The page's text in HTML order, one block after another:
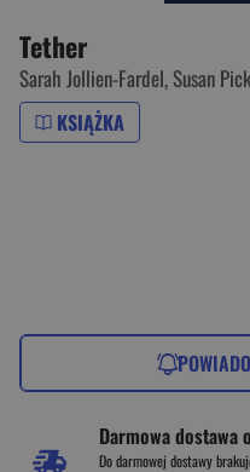
Tether
Sarah Jollien-Fardel,Susan
KSIĄŻKA
Darmowa dostawa
Do darmowej dostawy